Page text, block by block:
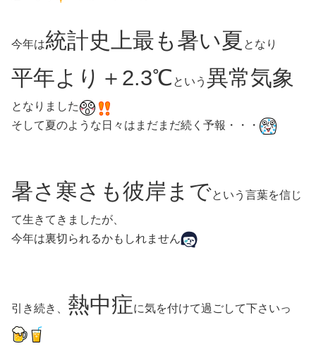
今年は統計史上最も暑い夏 となり
平年より＋2.3℃ という 異常気象
となりました
そして夏のような日々はまだまだ続く予報・・・
暑さ寒さも彼岸までという言葉を信じ
て生きてきましたが、
今年は裏切られるかもしれません
引き続き、 熱中症に気を付けて過ごして下さいっ